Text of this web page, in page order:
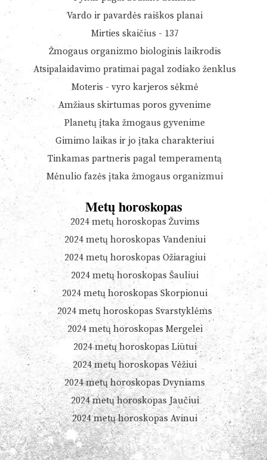
Vardo ir pavardės raiškos planai
Mirties skaičius - 137
Žmogaus organizmo biologinis laikrodis
Atsipalaidavimo pratimai pagal zodiako ženklus
Moteris - vyro karjeros sėkmė
Amžiaus skirtumas poros gyvenime
Planetų įtaka žmogaus gyvenime
Gimimo laikas ir jo įtaka charakteriui
Tinkamas partneris pagal temperamentą
Mėnulio fazės įtaka žmogaus organizmui
Metų horoskopas
2024 metų horoskopas Žuvims
2024 metų horoskopas Vandeniui
2024 metų horoskopas Ožiaragiui
2024 metų horoskopas Šauliui
2024 metų horoskopas Skorpionui
2024 metų horoskopas Svarstyklėms
2024 metų horoskopas Mergelei
2024 metų horoskopas Liūtui
2024 metų horoskopas Vėžiui
2024 metų horoskopas Dvyniams
2024 metų horoskopas Jaučiui
2024 metų horoskopas Avinui